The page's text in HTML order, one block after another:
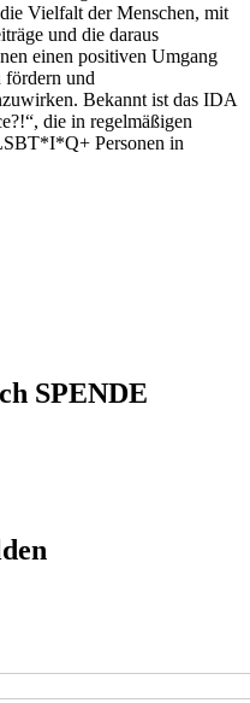
Vielfalt der Menschen, mit
und die daraus
einen positiven Umgang
fördern und
Bekannt ist das IDA
die in regelmäßigen
Personen in
SPENDE